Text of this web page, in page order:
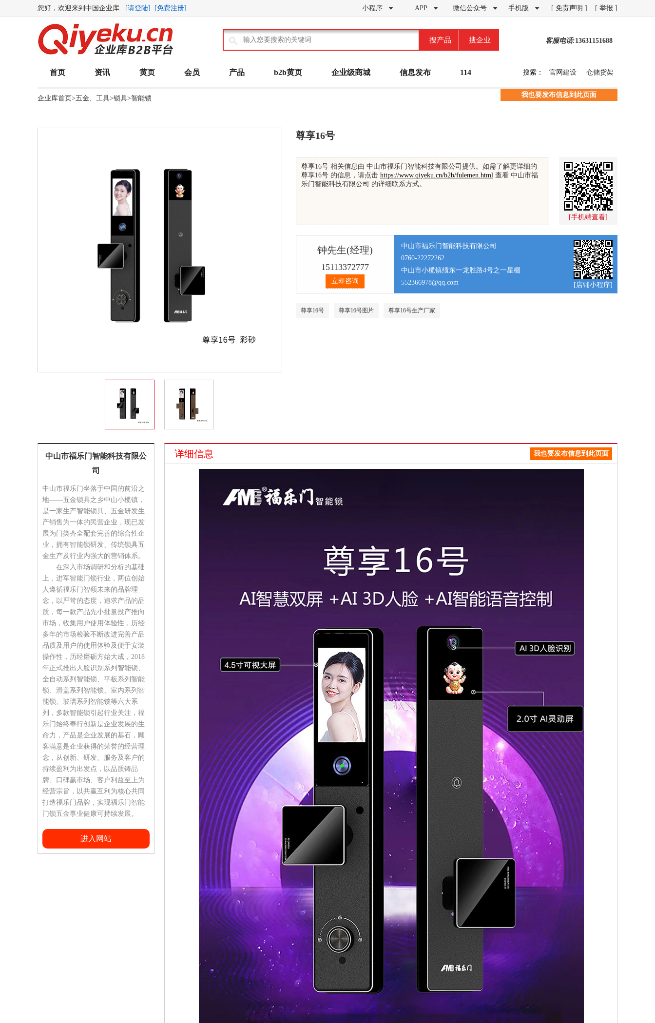
您好，欢迎来到中国企业库 [请登陆] [免费注册] 小程序  APP  微信公众号  手机版  [ 免责声明 ] [ 举报 ]
 搜产品 搜企业 客服电话:13631151688
首页 资讯 黄页 会员 产品 b2b黄页 企业级商城 信息发布 114 搜索： 官网建设 仓储货架
企业库首页>五金、工具>锁具>智能锁 我也要发布信息到此页面
尊享16号
尊享16号 相关信息由 中山市福乐门智能科技有限公司提供。如需了解更详细的
尊享16号 的信息，请点击 https://www.qiyeku.cn/b2b/fulemen.html 查看 中山市福
乐门智能科技有限公司 的详细联系方式。
[手机端查看]
钟先生(经理)
15113372777
立即咨询
中山市福乐门智能科技有限公司
0760-22272262
中山市小榄镇绩东一龙胜路4号之一星棚
552366978@qq.com
[店铺小程序]
尊享16号 尊享16号图片 尊享16号生产厂家
中山市福乐门智能科技有限公
司
中山市福乐门坐落于中国的前沿之
地——五金锁具之乡中山小榄镇，
是一家生产智能锁具、五金研发生
产销售为一体的民营企业，现已发
展为门类齐全配套完善的综合性企
业，拥有智能锁研发、传统锁具五
金生产及行业内强大的营销体系。
在深入市场调研和分析的基础
上，进军智能门锁行业，两位创始
人遵循福乐门智领未来的品牌理
念，以严苛的态度，追求产品的品
质，每一款产品先小批量投产推向
市场，收集用户使用体验性，历经
多年的市场检验不断改进完善产品
品质及用户的使用体验及便于安装
操作性，历经磨砺方始大成，2018
年正式推出人脸识别系列智能锁、
全自动系列智能锁、平板系列智能
锁、滑盖系列智能锁、室内系列智
能锁、玻璃系列智能锁等六大系
列，多款智能锁引起行业关注，福
乐门始终奉行创新是企业发展的生
命力，产品是企业发展的基石，顾
客满意是企业获得的荣誉的经营理
念，从创新、研发、服务及客户的
持续盈利为出发点，以品质铸品
牌、口碑赢市场、客户利益至上为
经营宗旨，以共赢互利为核心共同
打造福乐门品牌，实现福乐门智能
门锁五金事业健康可持续发展。
进入网站
详细信息 我也要发布信息到此页面